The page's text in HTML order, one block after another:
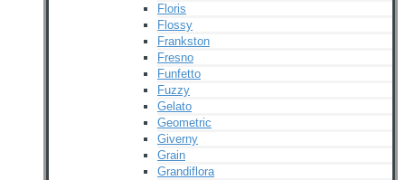
Floris
Flossy
Frankston
Fresno
Funfetto
Fuzzy
Gelato
Geometric
Giverny
Grain
Grandiflora